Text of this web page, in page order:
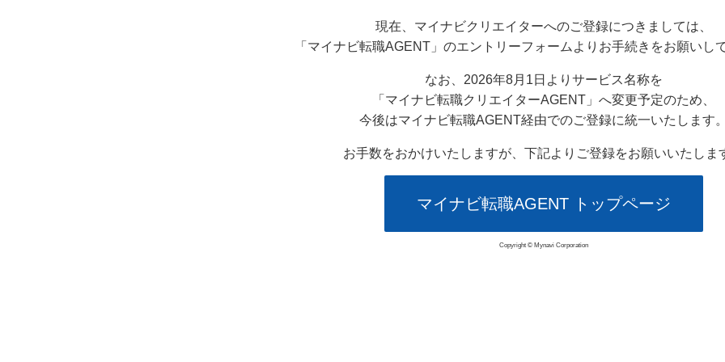
現在、マイナビクリエイターへのご登録につきましては、
「マイナビ転職AGENT」のエントリーフォームよりお手続きをお願いし
なお、2026年8月1日よりサービス名称を
「マイナビ転職クリエイターAGENT」へ変更予定のため、
今後はマイナビ転職AGENT経由でのご登録に統一いたします。
お手数をおかけいたしますが、下記よりご登録をお願いいたしま
マイナビ転職AGENT トップページ
Copyright © Mynavi Corporation